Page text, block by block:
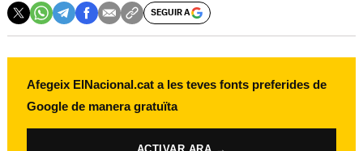
SEGUIR A
Afegeix ElNacional.cat a les teves fonts preferides de
Google de manera gratuïta